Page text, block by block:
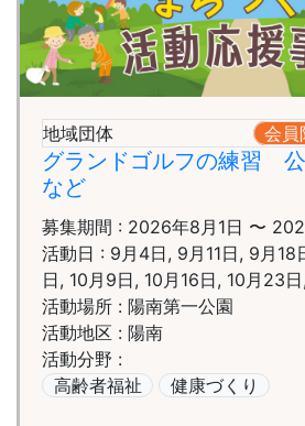
地域団体 会員
グランドゴルフの練習
など
募集期間 : 2026年8月1日 〜
活動日 : 9月4日, 9月11日, 9月18
日, 10月9日, 10月16日, 10月23
活動場所 : 陽南第一公園
活動地区 : 陽南
活動分野 :
高齢者福祉
健康づくり